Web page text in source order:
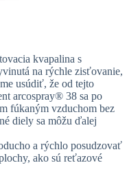
kvapalina s
na rýchle zisťovanie,
usúdiť, že od tejto
arcospray® 38 sa po
fúkaným vzduchom bez
diely sa môžu ďalej
a rýchlo posudzovať
ako sú reťazové